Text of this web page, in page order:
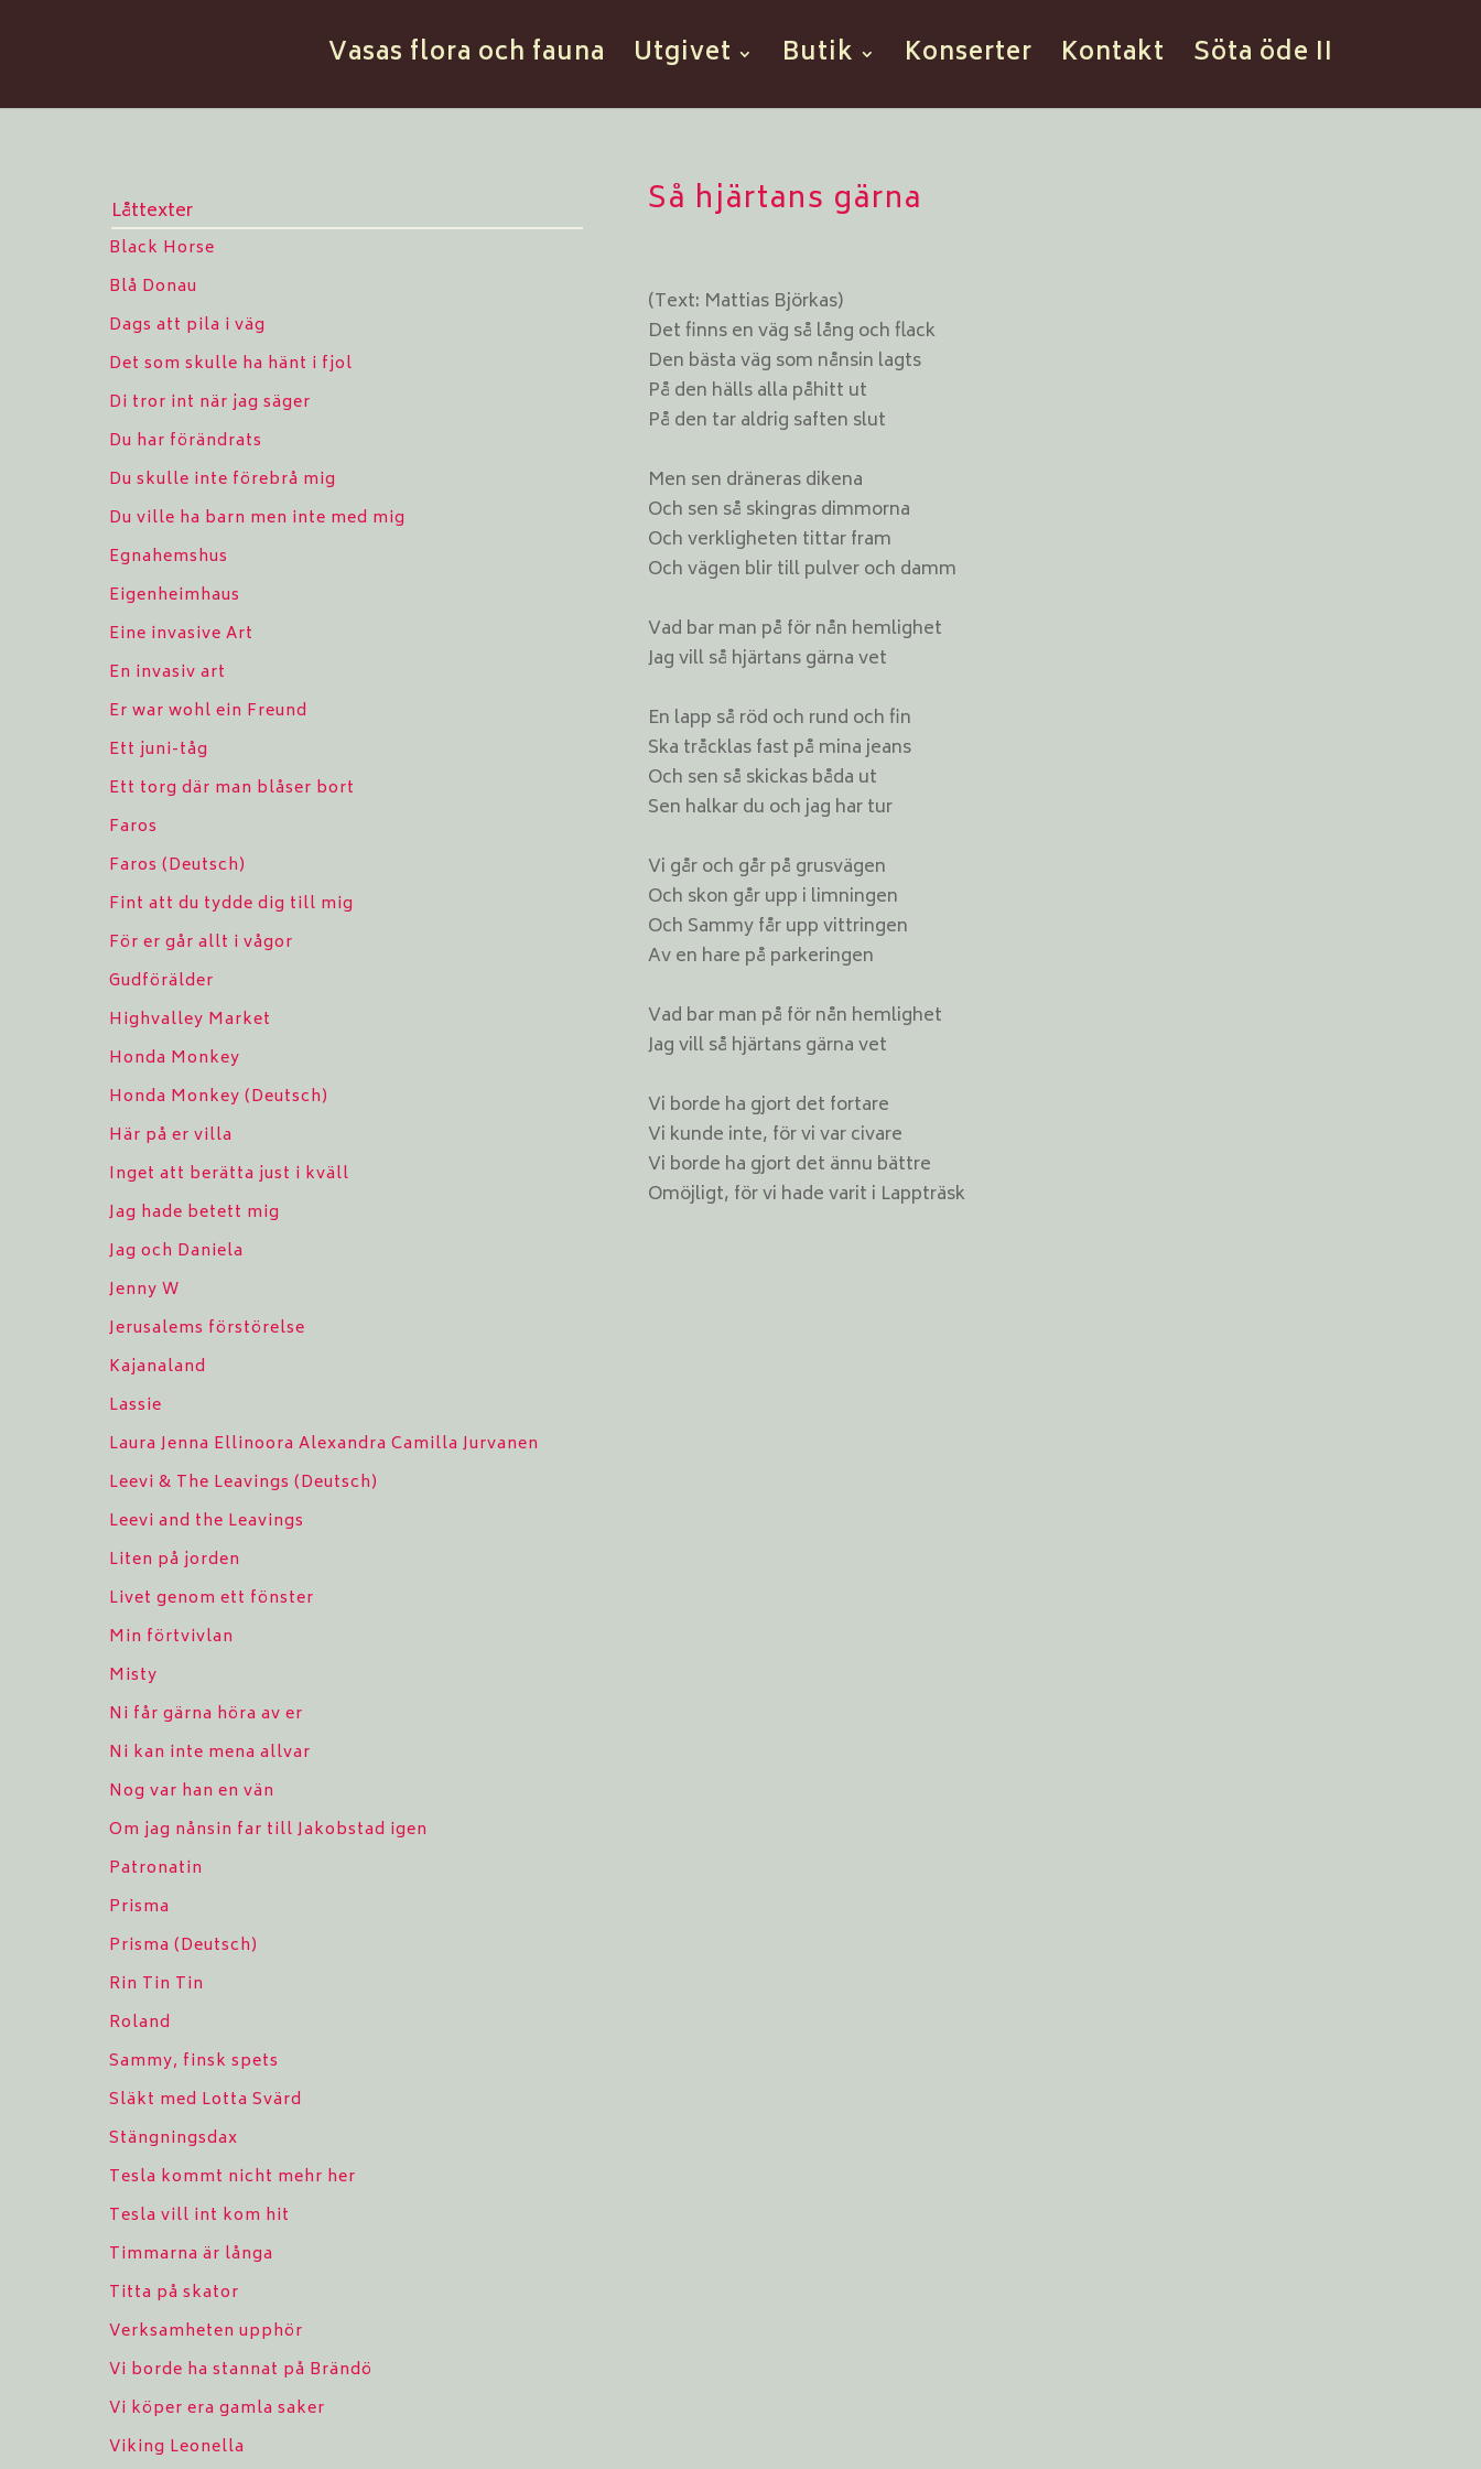
Vasas flora och fauna Utgivet Butik Konserter Kontakt Söta öde II
Låttexter Så hjärtans gärna
Black Horse
Blå Donau
Dags att pila i väg
Det som skulle ha hänt i fjol
Di tror int när jag säger
Du har förändrats
Du skulle inte förebrå mig
Du ville ha barn men inte med mig
Egnahemshus
Eigenheimhaus
Eine invasive Art
En invasiv art
Er war wohl ein Freund
Ett juni-tåg
Ett torg där man blåser bort
Faros
Faros (Deutsch)
Fint att du tydde dig till mig
För er går allt i vågor
Gudförälder
Highvalley Market
Honda Monkey
Honda Monkey (Deutsch)
Här på er villa
Inget att berätta just i kväll
Jag hade betett mig
Jag och Daniela
Jenny W
Jerusalems förstörelse
Kajanaland
Lassie
Laura Jenna Ellinoora Alexandra Camilla Jurvanen
Leevi & The Leavings (Deutsch)
Leevi and the Leavings
Liten på jorden
Livet genom ett fönster
Min förtvivlan
Misty
Ni får gärna höra av er
Ni kan inte mena allvar
Nog var han en vän
Om jag nånsin far till Jakobstad igen
Patronatin
Prisma
Prisma (Deutsch)
Rin Tin Tin
Roland
Sammy, finsk spets
Släkt med Lotta Svärd
Stängningsdax
Tesla kommt nicht mehr her
Tesla vill int kom hit
Timmarna är långa
Titta på skator
Verksamheten upphör
Vi borde ha stannat på Brändö
Vi köper era gamla saker
Viking Leonella
(Text: Mattias Björkas)
Det finns en väg så lång och flack
Den bästa väg som nånsin lagts
På den hälls alla påhitt ut
På den tar aldrig saften slut
Men sen dräneras dikena
Och sen så skingras dimmorna
Och verkligheten tittar fram
Och vägen blir till pulver och damm
Vad bar man på för nån hemlighet
Jag vill så hjärtans gärna vet
En lapp så röd och rund och fin
Ska tråcklas fast på mina jeans
Och sen så skickas båda ut
Sen halkar du och jag har tur
Vi går och går på grusvägen
Och skon går upp i limningen
Och Sammy får upp vittringen
Av en hare på parkeringen
Vad bar man på för nån hemlighet
Jag vill så hjärtans gärna vet
Vi borde ha gjort det fortare
Vi kunde inte, för vi var civare
Vi borde ha gjort det ännu bättre
Omöjligt, för vi hade varit i Lappträsk